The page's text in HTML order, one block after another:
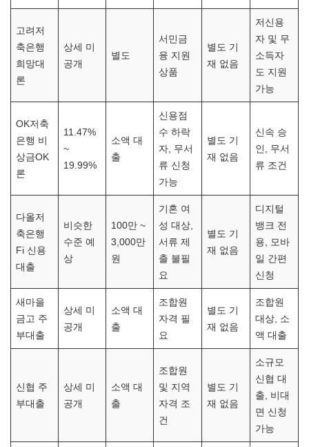
고려저
축은행
희망대
론
상세 미
공개
별도
서민금
융 지원
상품
별도 기
재 없음
저신용
자 및 무
소득자
도 지원
가능
OK저축
은행 비
상금OK
론
11.47%
~
19.99%
소액 대
출
신용점
수 하락
자, 무서
류 신청
가능
별도 기
재 없음
신속 승
인, 무서
류 조건
다올저
축은행
Fi 신용
대출
비슷한
수준 예
상
100만 ~
3,000만
원
기혼 여
성 대상,
서류 제
출 불필
요
별도 기
재 없음
디지털
뱅크 전
용, 모바
일 간편
신청
새마을
금고 주
부대출
상세 미
공개
소액 대
출
조합원
자격 필
요
별도 기
재 없음
조합원
대상, 소
액 대출
신협 주
부대출
상세 미
공개
소액 대
출
조합원
및 지역
자격 조
건
별도 기
재 없음
소규모
신협 대
출, 비대
면 신청
가능